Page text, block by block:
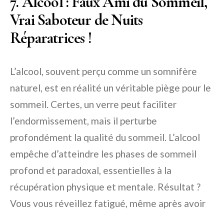
Vrai Saboteur de Nuits
Réparatrices !
L’alcool, souvent perçu comme un somnifère
naturel, est en réalité un véritable piège pour le
sommeil. Certes, un verre peut faciliter
l’endormissement, mais il perturbe
profondément la qualité du sommeil. L’alcool
empêche d’atteindre les phases de sommeil
profond et paradoxal, essentielles à la
récupération physique et mentale. Résultat ?
Vous vous réveillez fatigué, même après avoir